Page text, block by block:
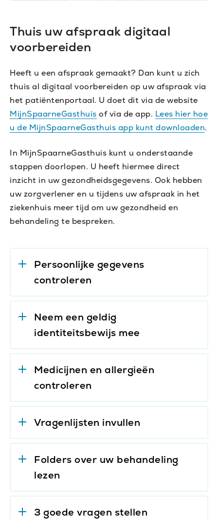
Thuis uw afspraak digitaal
voorbereiden
Heeft u een afspraak gemaakt? Dan kunt u zich
thuis al digitaal voorbereiden op uw afspraak via
het patiëntenportaal. U doet dit via de website
MijnSpaarneGasthuis of via de app. Lees hier hoe
u de MijnSpaarneGasthuis app kunt downloaden.
In MijnSpaarneGasthuis kunt u onderstaande
stappen doorlopen. U heeft hiermee direct
inzicht in uw gezondheidsgegevens. Ook hebben
uw zorgverlener en u tijdens uw afspraak in het
ziekenhuis meer tijd om uw gezondheid en
behandeling te bespreken.
Persoonlijke gegevens
controleren
Neem een geldig
identiteitsbewijs mee
Medicijnen en allergieën
controleren
Vragenlijsten invullen
Folders over uw behandeling
lezen
3 goede vragen stellen